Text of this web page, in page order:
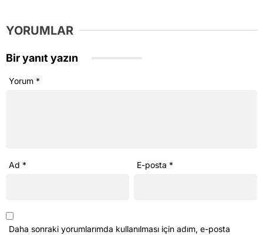
YORUMLAR
Bir yanıt yazın
Yorum *
Ad * E-posta *
Daha sonraki yorumlarımda kullanılması için adım, e-posta